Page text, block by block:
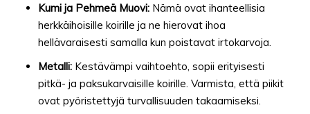
Kumi ja Pehmeä Muovi: Nämä ovat ihanteellisia
herkkäihoisille koirille ja ne hierovat ihoa
hellävaraisesti samalla kun poistavat irtokarvoja.
Metalli: Kestävämpi vaihtoehto, sopii erityisesti
pitkä- ja paksukarvaisille koirille. Varmista, että piikit
ovat pyöristettyjä turvallisuuden takaamiseksi.